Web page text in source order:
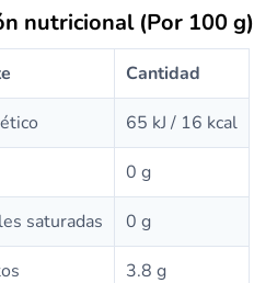
nutricional (Por 100 g)
Cantidad
65 kJ / 16 kcal
0 g
saturadas 0 g
3.8 g